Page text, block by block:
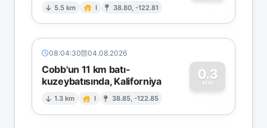
5.5 km I 38.80, -122.81 0
08:04:30 04.08.2026
Cobb'un 11 km batı-
kuzeybatısında, Kaliforniya
1.3 km I 38.85, -122.85
0.3
MW
0